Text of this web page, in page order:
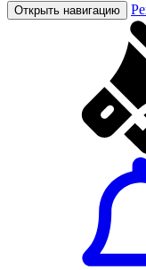
Открыть навигацию